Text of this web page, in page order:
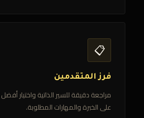
📋
فرز المتقدمين
مراجعة دقيقة للسير الذاتية واختيار
على الخبرة والمهارات المطلوبة.